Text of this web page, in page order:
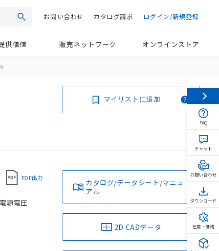
検索 ログイン/新規登録
カタログ請求
お問い合わせ
供価値 販売ネットワーク オンラインストア
マイリストに追加
PDF出力
源電圧
カタログ/データシート/マニュ
アル
2D CADデータ
FAQ
チャット
お問い合わせ
ダウンロード
在庫・価格